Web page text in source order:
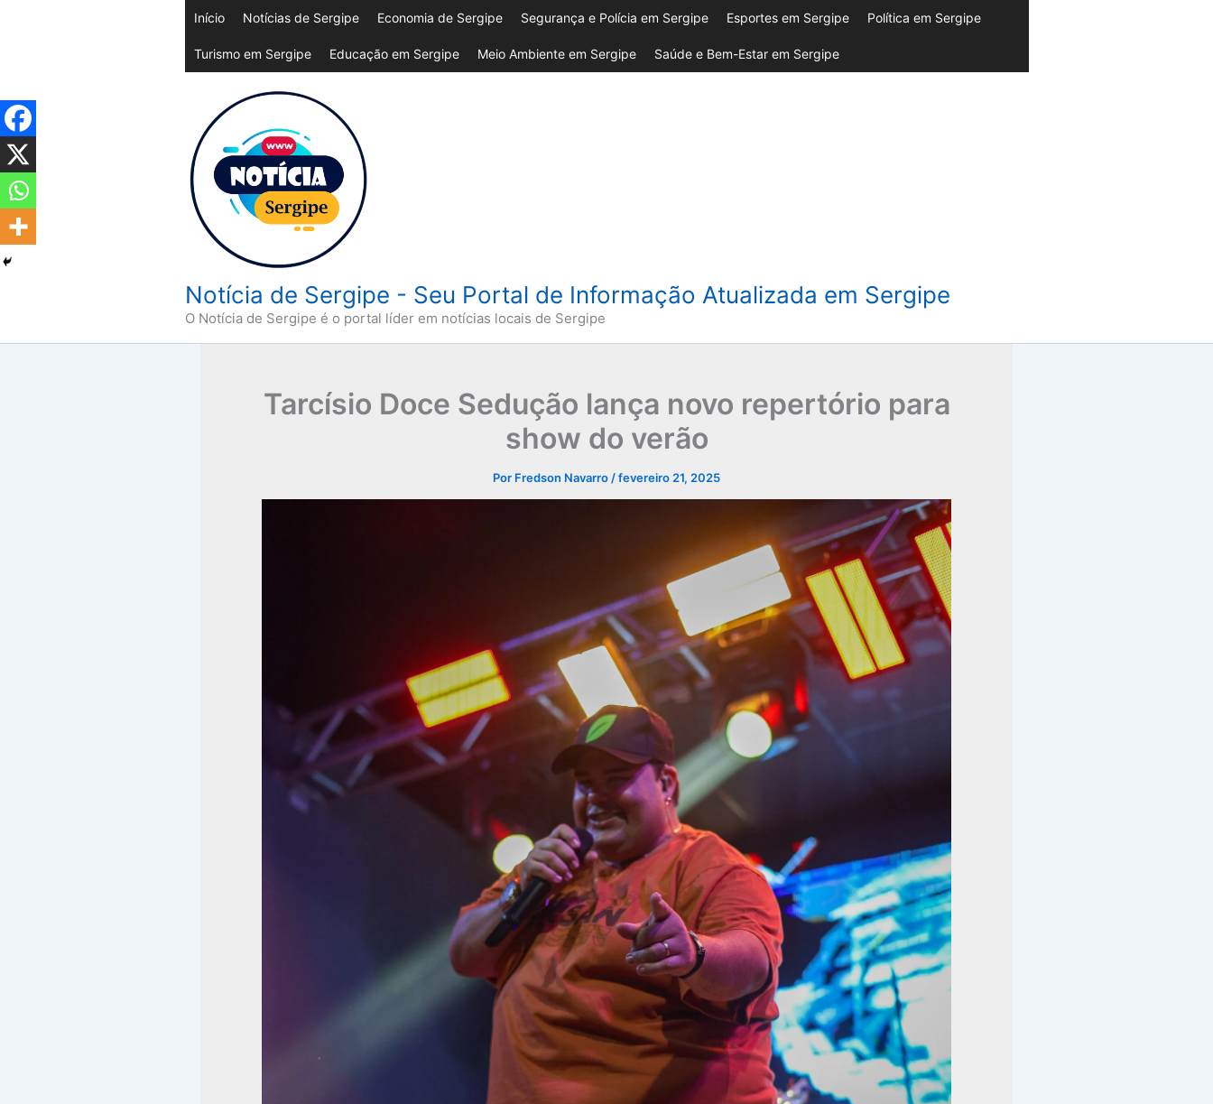
Início Notícias de Sergipe Economia de Sergipe Segurança e Polícia em Sergipe Esportes em Sergipe Política em Sergipe
Turismo em Sergipe Educação em Sergipe Meio Ambiente em Sergipe Saúde e Bem-Estar em Sergipe
Notícia de Sergipe - Seu Portal de Informação Atualizada em Sergipe
O Notícia de Sergipe é o portal líder em notícias locais de Sergipe
Tarcísio Doce Sedução lança novo repertório para
show do verão
Por Fredson Navarro /fevereiro 21, 2025